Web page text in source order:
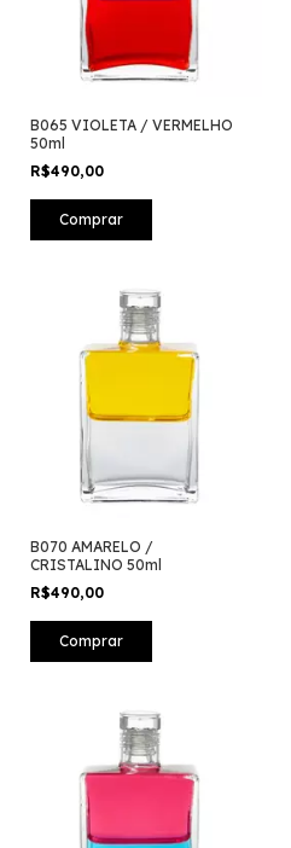
B065 VIOLETA / VERMELHO
50ml
R$490,00
B070 AMARELO /
CRISTALINO 50ml
R$490,00